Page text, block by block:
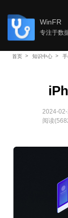
WinFR
专注于数
首页 知识中心
2024-
阅读(